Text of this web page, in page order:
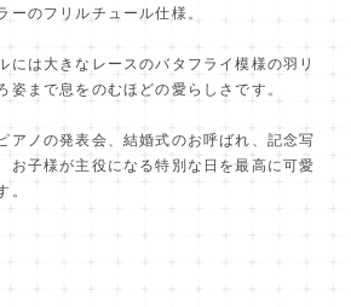
ーのフリルチュール仕様。
には大きなレースのバタフライ模様の羽リ
姿まで息をのむほどの愛らしさです。
アノの発表会、結婚式のお呼ばれ、記念写
お子様が主役になる特別な日を最高に可愛
。